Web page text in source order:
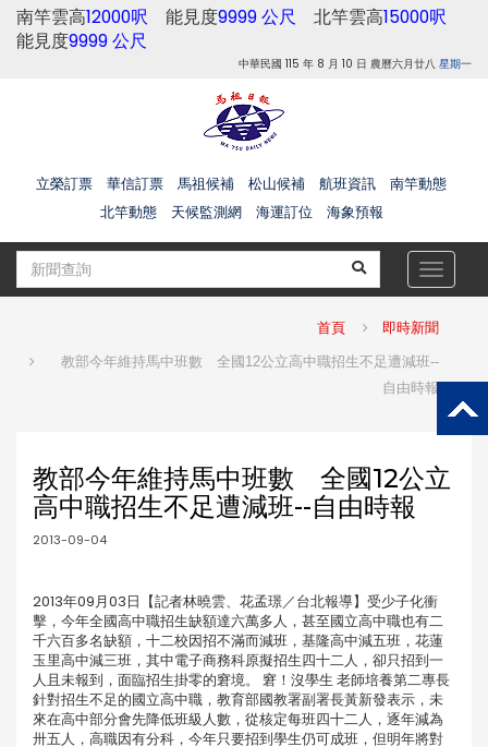
南竿雲高12000呎 能見度9999 公尺 北竿雲高15000呎
能見度9999 公尺
中華民國 115 年 8 月 10 日 農曆六月廿八 星期一
立榮訂票 華信訂票 馬祖候補 松山候補 航班資訊
南竿動態
北竿動態
天候監測網 海運訂位 海象預報
Toggle
首頁 即時新聞
教部今年維持馬中班數 全國12公立高中職招生不足遭減班--
自由時報
教部今年維持馬中班數 全國12公立
高中職招生不足遭減班--自由時報
2013-09-04
2013年09月03日【記者林曉雲、花孟璟／台北報導】受少子化衝
擊，今年全國高中職招生缺額達六萬多人，甚至國立高中職也有二
千六百多名缺額，十二校因招不滿而減班，基隆高中減五班，花蓮
玉里高中減三班，其中電子商務科原擬招生四十二人，卻只招到一
人且未報到，面臨招生掛零的窘境。 窘！沒學生 老師培養第二專長
針對招生不足的國立高中職，教育部國教署副署長黃新發表示，未
來在高中部分會先降低班級人數，從核定每班四十二人，逐年減為
卅五人，高職因有分科，今年只要招到學生仍可成班，但明年將對